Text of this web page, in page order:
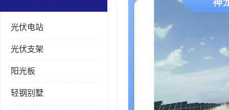
光伏电站
光伏支架
阳光板
轻钢别墅